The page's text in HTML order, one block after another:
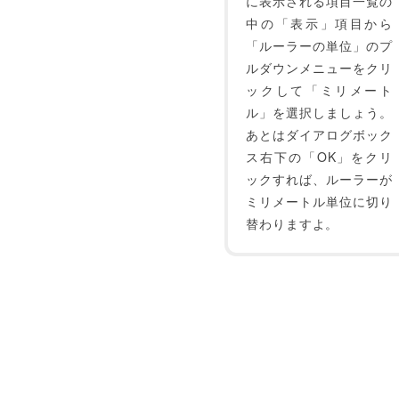
中の「表示」項目から
「ルーラーの単位」のプ
ルダウンメニューをクリ
ックして「ミリメート
ル」を選択しましょう。
あとはダイアログボック
ス右下の「OK」をクリ
ックすれば、ルーラーが
ミリメートル単位に切り
替わりますよ。